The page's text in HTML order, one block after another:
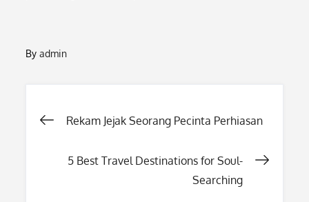
Byadmin
Post
navigation
Rekam Jejak Seorang Pecinta Perhiasan
5 Best Travel Destinations for Soul-
Searching